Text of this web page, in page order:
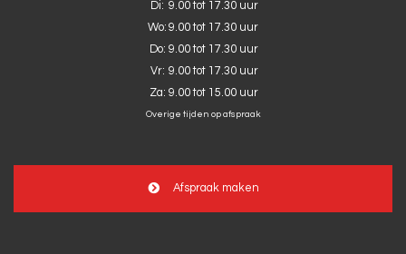
Di: 9.00 tot 17.30 uur
Wo: 9.00 tot 17.30 uur
Do: 9.00 tot 17.30 uur
Vr: 9.00 tot 17.30 uur
Za: 9.00 tot 15.00 uur
Overige tijden op afspraak
Afspraak maken